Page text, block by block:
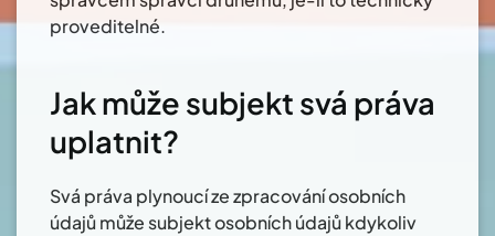
proveditelné.
Jak může subjekt svá práva
uplatnit?
Svá práva plynoucí ze zpracování osobních
údajů může subjekt osobních údajů kdykoliv